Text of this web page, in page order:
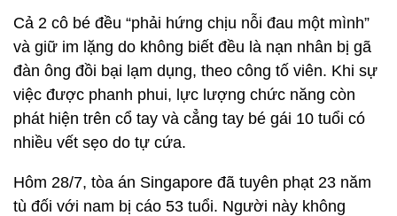
Cả 2 cô bé đều “phải hứng chịu nỗi đau một mình”
và giữ im lặng do không biết đều là nạn nhân bị gã
đàn ông đồi bại lạm dụng, theo công tố viên. Khi sự
việc được phanh phui, lực lượng chức năng còn
phát hiện trên cổ tay và cẳng tay bé gái 10 tuổi có
nhiều vết sẹo do tự cứa.
Hôm 28/7, tòa án Singapore đã tuyên phạt 23 năm
tù đối với nam bị cáo 53 tuổi. Người này không